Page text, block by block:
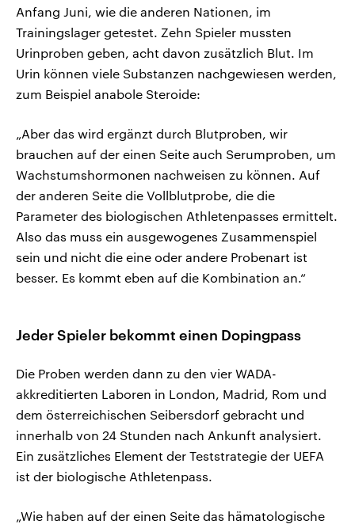
Anfang Juni, wie die anderen Nationen, im
Trainingslager getestet. Zehn Spieler mussten
Urinproben geben, acht davon zusätzlich Blut. Im
Urin können viele Substanzen nachgewiesen werden,
zum Beispiel anabole Steroide:
„Aber das wird ergänzt durch Blutproben, wir
brauchen auf der einen Seite auch Serumproben, um
Wachstumshormonen nachweisen zu können. Auf
der anderen Seite die Vollblutprobe, die die
Parameter des biologischen Athletenpasses ermittelt.
Also das muss ein ausgewogenes Zusammenspiel
sein und nicht die eine oder andere Probenart ist
besser. Es kommt eben auf die Kombination an.“
Jeder Spieler bekommt einen Dopingpass
Die Proben werden dann zu den vier WADA-
akkreditierten Laboren in London, Madrid, Rom und
dem österreichischen Seibersdorf gebracht und
innerhalb von 24 Stunden nach Ankunft analysiert.
Ein zusätzliches Element der Teststrategie der UEFA
ist der biologische Athletenpass.
„Wie haben auf der einen Seite das hämatologische